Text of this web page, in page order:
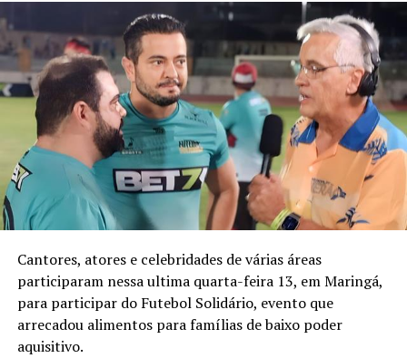
Cantores, atores e celebridades de várias áreas
participaram nessa ultima quarta-feira 13, em Maringá,
para participar do Futebol Solidário, evento que
arrecadou alimentos para famílias de baixo poder
aquisitivo.